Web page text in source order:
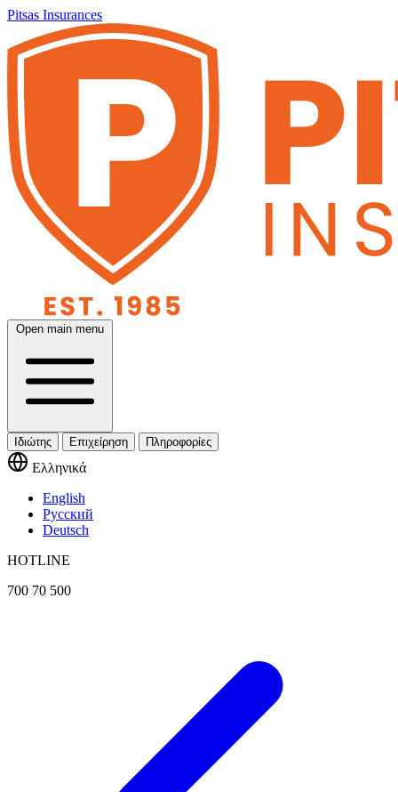
Pitsas Insurances
Open main menu
Ιδιώτης Επιχείρηση Πληροφορίες
Ελληνικά
English
Русский
Deutsch
HOTLINE
700 70 500